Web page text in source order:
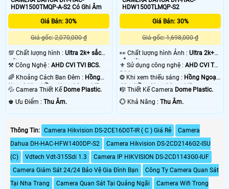
HDW1500TMQP-A-S2 Có Ghi Âm
Giá Bán: 30%
Giá gốc: 2,070,000 ₫
💯 Chất lượng hình : Ultra 2k+ sắc
nét .
⚒ Công Nghệ : AHD CVI TVI BCS.
🌈 Khoảng Cách Ban Đêm : Hồng
Ngoại 60m Hồng Ngoại Smart IR.
💦 Camera Thiết Kế Dome Plastic.
️♚ Ưu Điểm : Thu Âm.
HDW1500TLMQP-S2
Giá Bán: 30%
Giá gốc: 1,698,000 ₫
️👀 Chất lượng hình Ảnh :Ultra 2k+
sắc nét .
⚜️ Sử dụng công nghệ :AHD CVI TVI
BCS.
❂ Khi xem thiếu sáng : Hồng Ngoại
60m Hồng Ngoại Smart IR.
🎼️ Thiết Kế Camera Dome Plastic.
️💮 Khả Năng :Thu Âm.
Thông Tin: Camera Hikvision DS-2CE16D0T-IR ( C ) Giá Rẻ
Camera
Dahua DH-HAC-HFW1400DP-S2
Camera Hikvision DS-2CD2146G2-ISU
(C)
Vdtech Vdt-315Sdi 1.3
Camera IP HIKVISION DS-2CD1143G0-IUF
Camera Giám Sát 24/24 Bảo Vệ Gia Đình Bạn
Công Ty Camera Quan Sát
Tại Nha Trang
Camera Quan Sát Tại Quảng Ngãi
Camera Wifi Trong